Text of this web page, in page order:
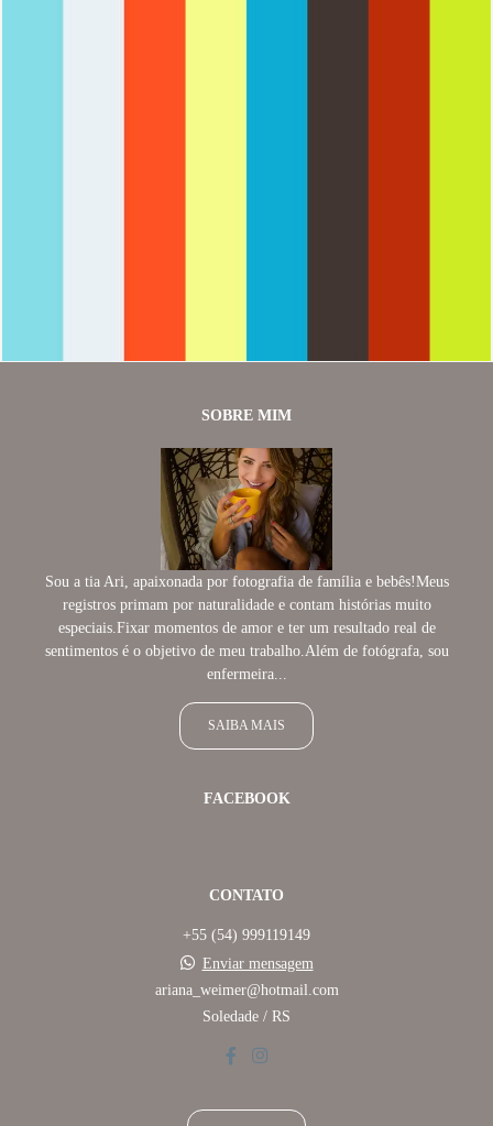
SOBRE MIM
Sou a tia Ari, apaixonada por fotografia de família e bebês!Meus
registros primam por naturalidade e contam histórias muito
especiais.Fixar momentos de amor e ter um resultado real de
sentimentos é o objetivo de meu trabalho.Além de fotógrafa, sou
enfermeira...
SAIBA MAIS
FACEBOOK
CONTATO
+55 (54) 999119149
Enviar mensagem
ariana_weimer@hotmail.com
Soledade / RS